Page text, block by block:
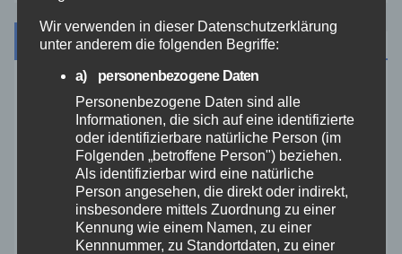
Archiv
August 2026
Juli 2026
Juni 2026
Mai 2026
Wir verwenden in dieser Datenschutzerklärung
unter anderem die folgenden Begriffe:
a) personenbezogene Daten
Personenbezogene Daten sind alle
Informationen, die sich auf eine identifizierte
oder identifizierbare natürliche Person (im
Folgenden „betroffene Person") beziehen.
Als identifizierbar wird eine natürliche
Person angesehen, die direkt oder indirekt,
insbesondere mittels Zuordnung zu einer
Kennung wie einem Namen, zu einer
Kennnummer, zu Standortdaten, zu einer